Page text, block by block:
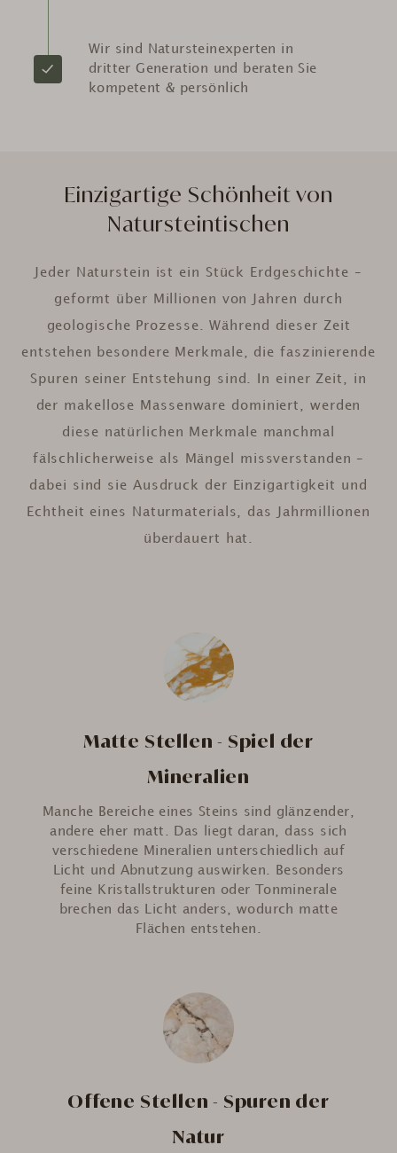
Wir sind Natursteinexperten in
dritter Generation und beraten Sie
kompetent & persönlich
Einzigartige Schönheit von
Natursteintischen
Jeder Naturstein ist ein Stück Erdgeschichte –
geformt über Millionen von Jahren durch
geologische Prozesse. Während dieser Zeit
entstehen besondere Merkmale, die faszinierende
Spuren seiner Entstehung sind. In einer Zeit, in
der makellose Massenware dominiert, werden
diese natürlichen Merkmale manchmal
fälschlicherweise als Mängel missverstanden –
dabei sind sie Ausdruck der Einzigartigkeit und
Echtheit eines Naturmaterials, das Jahrmillionen
überdauert hat.
Matte Stellen - Spiel der
Mineralien
Manche Bereiche eines Steins sind glänzender,
andere eher matt. Das liegt daran, dass sich
verschiedene Mineralien unterschiedlich auf
Licht und Abnutzung auswirken. Besonders
feine Kristallstrukturen oder Tonminerale
brechen das Licht anders, wodurch matte
Flächen entstehen.
Offene Stellen - Spuren der
Natur